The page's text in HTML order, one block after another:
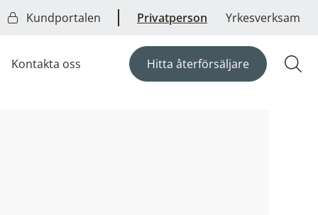
Kundportalen Privatperson Yrkesverksam
Kontakta oss Hitta återförsäljare